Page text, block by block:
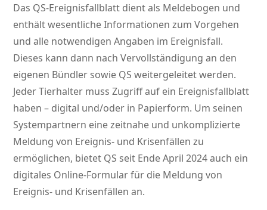
Das QS-Ereignisfallblatt dient als Meldebogen und
enthält wesentliche Informationen zum Vorgehen
und alle notwendigen Angaben im Ereignisfall.
Dieses kann dann nach Vervollständigung an den
eigenen Bündler sowie QS weitergeleitet werden.
Jeder Tierhalter muss Zugriff auf ein Ereignisfallblatt
haben – digital und/oder in Papierform. Um seinen
Systempartnern eine zeitnahe und unkomplizierte
Meldung von Ereignis- und Krisenfällen zu
ermöglichen, bietet QS seit Ende April 2024 auch ein
digitales Online-Formular für die Meldung von
Ereignis- und Krisenfällen an.